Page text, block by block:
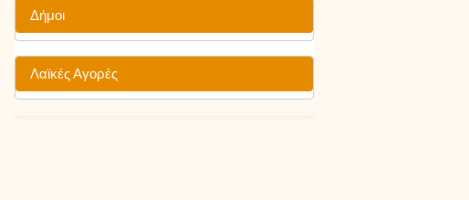
Δήμοι
Λαϊκές Αγορές